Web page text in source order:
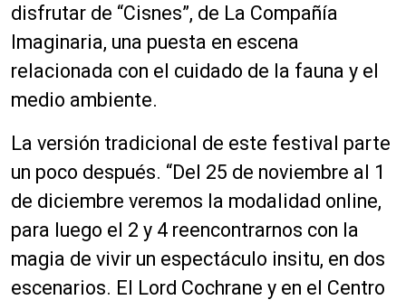
disfrutar de “Cisnes”, de La Compañía
Imaginaria, una puesta en escena
relacionada con el cuidado de la fauna y el
medio ambiente.
La versión tradicional de este festival parte
un poco después. “Del 25 de noviembre al 1
de diciembre veremos la modalidad online,
para luego el 2 y 4 reencontrarnos con la
magia de vivir un espectáculo insitu, en dos
escenarios. El Lord Cochrane y en el Centro